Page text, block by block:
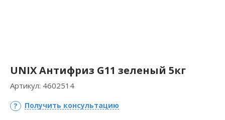
UNIX Антифриз G11 зеленый 5кг
Артикул: 4602514
Получить консультацию